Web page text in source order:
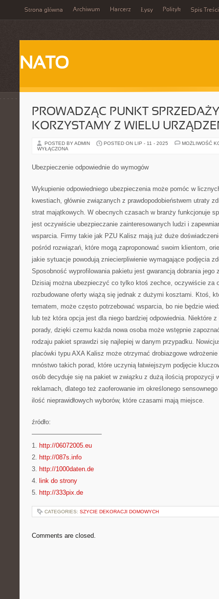
Strona główna Archiwum Harcerz Łysy Polityk Spis Treści
NATO
PROWADZĄC PUNKT SPRZEDAŻY
KORZYSTAMY Z WIELU
POSTED BY ADMIN POSTED ON LIP - 11 - 2025
MOŻLIWOŚĆ
WYŁĄCZONA
Ubezpieczenie odpowiednie do wymogów
Wykupienie odpowiedniego ubezpieczenia może pomóc w
kwestiach, głównie związanych z prawdopodobieństwem utraty
strat majątkowych. W obecnych czasach w branży funkcjonuje
jest oczywiście ubezpieczanie zainteresowanych ludzi i
wsparcia. Firmy takie jak PZU Kalisz mają już duże
pośród rozwiązań, które mogą zaproponować swoim klientom,
jakie sytuacje powodują zniecierpliwienie wymagające podjęcia
Sposobność wyprofilowania pakietu jest gwarancją dobrania jego
Dzisiaj można ubezpieczyć co tylko ktoś zechce, oczywiście za
rozbudowane oferty wiążą się jednak z dużymi kosztami. Ktoś,
tematem, może często potrzebować wsparcia, bo nie będzie
lub też która opcja jest dla niego bardziej odpowiednia. Niektóre
porady, dzięki czemu każda nowa osoba może wstępnie
rodzaju pakiet sprawdzi się najlepiej w danym przypadku.
placówki typu AXA Kalisz może otrzymać drobiazgowe
mnóstwo takich porad, które uczynią łatwiejszym podjęcie
osób decyduje się na pakiet w związku z dużą ilością propozycji
reklamach, dlatego też zaoferowanie im określonego
ilość nieprawidłowych wyborów, które czasami mają miejsce.
źródło:
———————————
1. http://06072005.eu
2. http://087s.info
3. http://1000daten.de
4. link do strony
5. http://333pix.de
CATEGORIES: SZYCIE DEKORACJI DOMOWYCH
Comments are closed.